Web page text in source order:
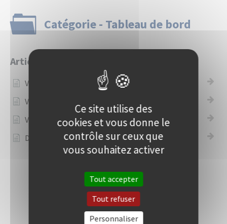
Catégorie - Tableau de bord
Articles
Visualiser votre chiffre d'affaires
Visualiser votre TVA collectée
Visualiser vos devis
Derniers devis et factures
Ce site utilise des
cookies et vous donne le
contrôle sur ceux que
vous souhaitez activer
Tout accepter
Tout refuser
Personnaliser